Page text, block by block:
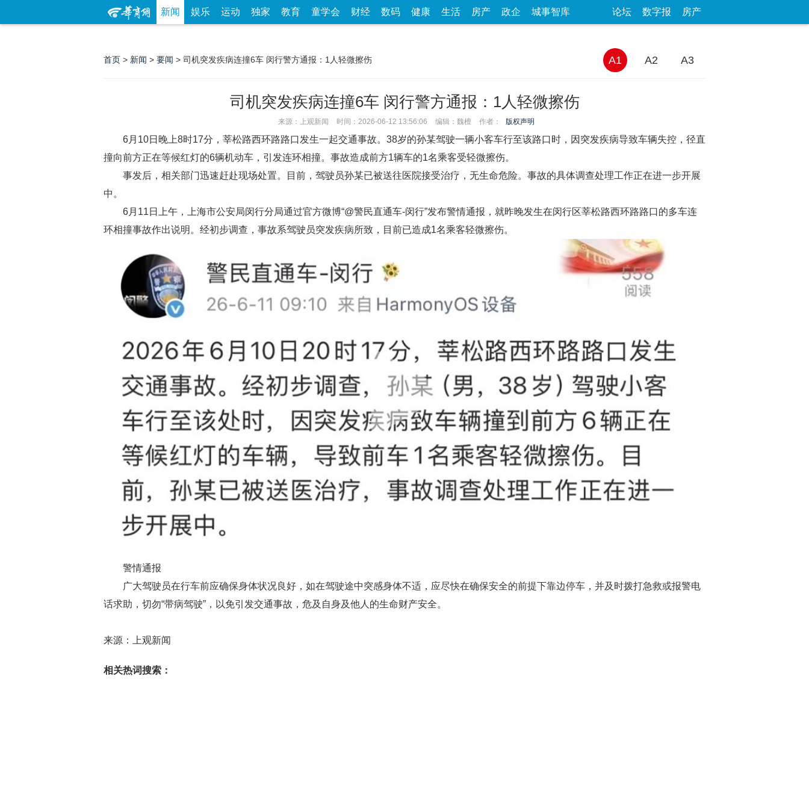
新闻 娱乐 运动 独家 教育 童学会 财经 数码 健康 生活 房产 政企 城事智库 论坛 数字报 房产
首页 > 新闻 > 要闻 > 司机突发疾病连撞6车 闵行警方通报：1人轻微擦伤 A1 A2 A3
司机突发疾病连撞6车 闵行警方通报：1人轻微擦伤
来源：上观新闻 时间：2026-06-12 13:56:06 编辑：魏檀 作者： 版权声明
6月10日晚上8时17分，莘松路西环路路口发生一起交通事故。38岁的孙某驾驶一辆小客车行至该路口时，因突发疾病导致车辆失控，径直
撞向前方正在等候红灯的6辆机动车，引发连环相撞。事故造成前方1辆车的1名乘客受轻微擦伤。
事发后，相关部门迅速赶赴现场处置。目前，驾驶员孙某已被送往医院接受治疗，无生命危险。事故的具体调查处理工作正在进一步开展
中。
6月11日上午，上海市公安局闵行分局通过官方微博“@警民直通车-闵行”发布警情通报，就昨晚发生在闵行区莘松路西环路路口的多车连
环相撞事故作出说明。经初步调查，事故系驾驶员突发疾病所致，目前已造成1名乘客轻微擦伤。
警情通报
广大驾驶员在行车前应确保身体状况良好，如在驾驶途中突感身体不适，应尽快在确保安全的前提下靠边停车，并及时拨打急救或报警电
话求助，切勿“带病驾驶”，以免引发交通事故，危及自身及他人的生命财产安全。
来源：上观新闻
相关热词搜索：